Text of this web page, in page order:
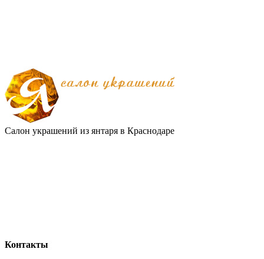
Салон украшений из янтаря в Краснодаре
Контакты